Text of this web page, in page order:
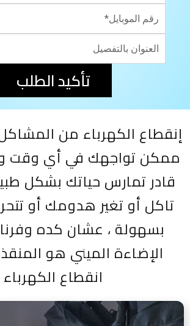
تأكيد الطلب
إنقطاع الكهرباء من المشاكل
ممكن تواجهك في أي وقت
قادر تمارس حياتك بشكل
تاكل أو تغير هدومك أو
بسهولة ، عشان كده
الإضاءة الميني هو
انقطاع الكهرباء